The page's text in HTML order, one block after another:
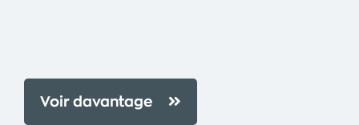
Voir davantage